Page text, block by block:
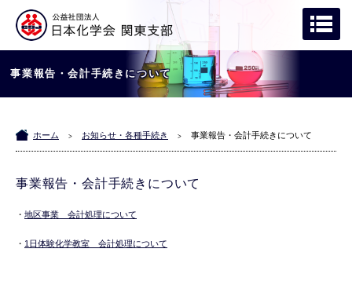
事業報告・会計手続きについて
ホーム > お知らせ・各種手続き > 事業報告・会計手続きについて
事業報告・会計手続きについて
・ 地区事業 会計処理について
・ 1日体験化学教室 会計処理について